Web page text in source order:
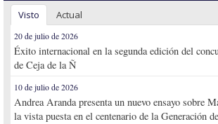
Visto Actual
20 de julio de 2026
Éxito internacional en la segunda edición del
de Ceja de la Ñ
10 de julio de 2026
Andrea Aranda presenta un nuevo ensayo sobre
la vista puesta en el centenario de la Generación